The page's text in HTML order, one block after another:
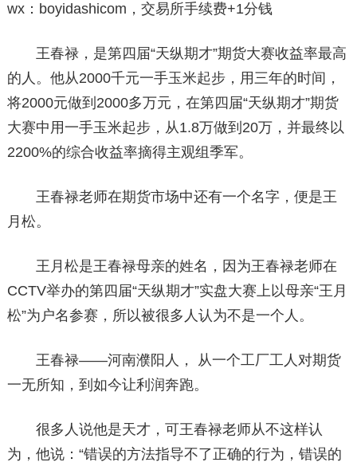
wx：boyidashicom，交易所手续费+1分钱
王春禄，是第四届“天纵期才”期货大赛收益率最高
的人。他从2000千元一手玉米起步，用三年的时间，
将2000元做到2000多万元，在第四届“天纵期才”期货
大赛中用一手玉米起步，从1.8万做到20万，并最终以
2200%的综合收益率摘得主观组季军。
王春禄老师在期货市场中还有一个名字，便是王
月松。
王月松是王春禄母亲的姓名，因为王春禄老师在
CCTV举办的第四届“天纵期才”实盘大赛上以母亲“王月
松”为户名参赛，所以被很多人认为不是一个人。
王春禄——河南濮阳人， 从一个工厂工人对期货
一无所知，到如今让利润奔跑。
很多人说他是天才，可王春禄老师从不这样认
为，他说：“错误的方法指导不了正确的行为，错误的